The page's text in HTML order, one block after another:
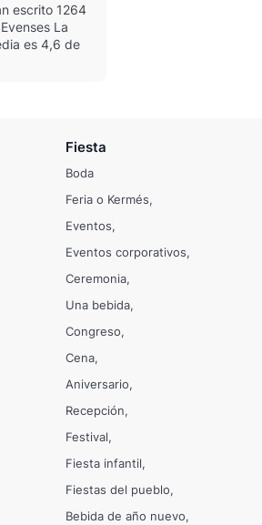
escrito 1264
La
es 4,6 de
Fiesta
Boda
Feria o Kermés
Eventos
Eventos corporativos
Ceremonia
Una bebida
Congreso
Cena
Aniversario
Recepción
Festival
Fiesta infantil
Fiestas del pueblo
Bebida de año nuevo